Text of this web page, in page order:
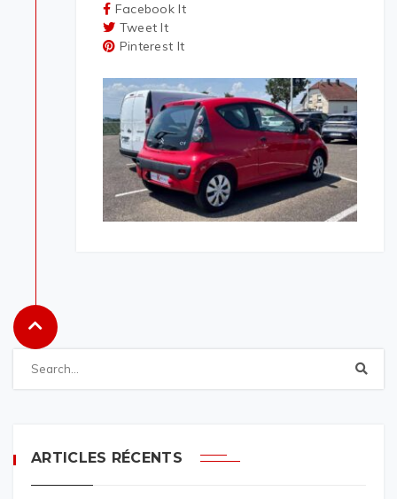
Facebook It
Tweet It
Pinterest It
ARTICLES RÉCENTS